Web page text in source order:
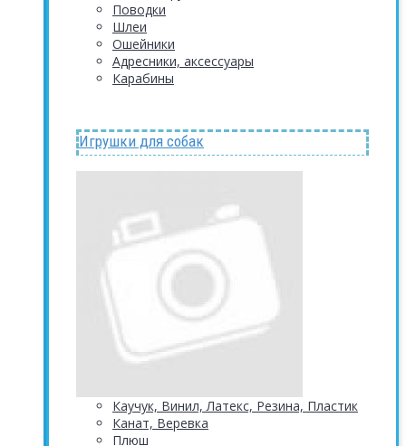
Поводки
Шлеи
Ошейники
Адресники, аксессуары
Карабины
Игрушки для собак
Каучук, Винил, Латекс, Резина, Пластик
Канат, Веревка
Плюш